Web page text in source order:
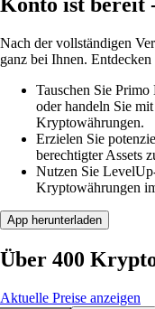
Konto ist bereit
Nach der vollständigen
ganz bei Ihnen.
Tauschen Sie
oder handeln Sie
Kryptowährungen.
Erzielen Sie
berechtigter Assets
Nutzen Sie
Kryptowährungen
App herunterladen
Über 400
Aktuelle Preise anzeigen